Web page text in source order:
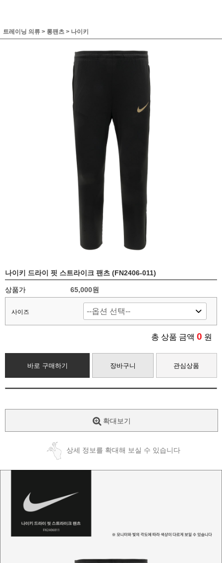
트레이닝 의류 > 롱팬츠 > 나이키
나이키 드라이 핏 스트라이크 팬츠 (FN2406-011)
상품가 65,000원
사이즈
총 상품 금액 0 원
바로 구매하기 장바구니 관심상품
확대보기
상세 정보를 확대해 보실 수 있습니다